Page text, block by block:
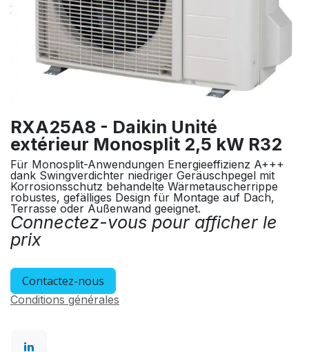
RXA25A8 - Daikin Unité
extérieur Monosplit 2,5 kW R32
Für Monosplit-Anwendungen Energieeffizienz A+++
dank Swingverdichter niedriger Geräuschpegel mit
Korrosionsschutz behandelte Wärmetauscherrippe
robustes, gefälliges Design für Montage auf Dach,
Terrasse oder Außenwand geeignet.
Connectez-vous pour afficher le
prix
Contactez-nous
Conditions générales